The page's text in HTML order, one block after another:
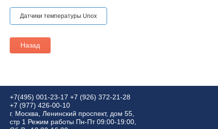
Датчики температуры Unox
Назад
+7(495) 001-23-17 +7 (926) 372-21-28
+7 (977) 426-00-10
г. Москва, Ленинский проспект, дом 55,
стр 1 Режим работы Пн-Пт 09:00-19:00,